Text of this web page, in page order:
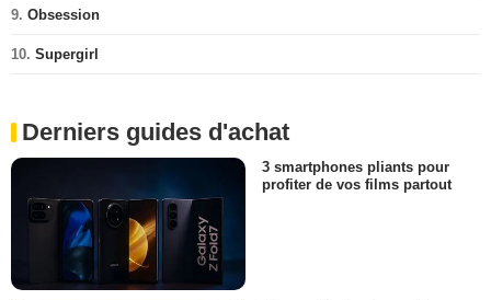
9. Obsession
10. Supergirl
Derniers guides d'achat
3 smartphones pliants pour
profiter de vos films partout